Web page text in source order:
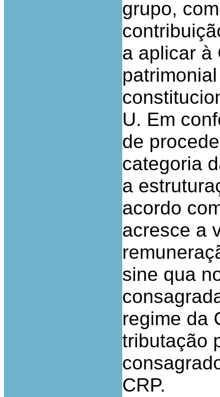
grupo,
a aplicar à
U. Em
de
categoria
a
acordo
acresce a
sine qua
regime da
tributação
CRP.